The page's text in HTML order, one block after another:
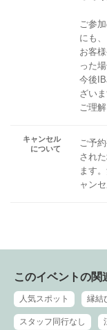
ご参
にも、
お客
った
今後
ざいま
ご理
キャンセル
について
ご予
され
ます
ャン
このイベントの関
人気スポット 縁結
スタッフ同行なし